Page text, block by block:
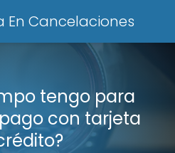
En Cancelaciones
tengo para
con tarjeta